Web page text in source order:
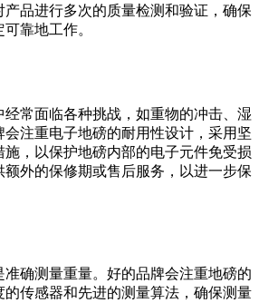
品进行多次的质量检测和验证，确保
靠地工作。
常面临各种挑战，如重物的冲击、湿
会注重电子地磅的耐用性设计，采用坚
施，以保护地磅内部的电子元件免受损
外的保修期或售后服务，以进一步保
确测量重量。好的品牌会注重地磅的
传感器和先进的测量算法，确保测量